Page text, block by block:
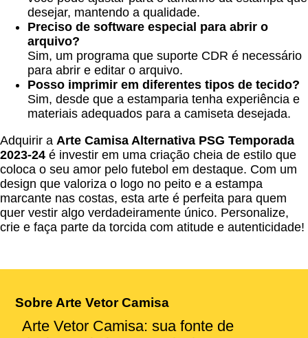
desejar, mantendo a qualidade.
Preciso de software especial para abrir o
arquivo?
Sim, um programa que suporte CDR é necessário
para abrir e editar o arquivo.
Posso imprimir em diferentes tipos de tecido?
Sim, desde que a estamparia tenha experiência e
materiais adequados para a camiseta desejada.
Adquirir a Arte Camisa Alternativa PSG Temporada
2023-24 é investir em uma criação cheia de estilo que
coloca o seu amor pelo futebol em destaque. Com um
design que valoriza o logo no peito e a estampa
marcante nas costas, esta arte é perfeita para quem
quer vestir algo verdadeiramente único. Personalize,
crie e faça parte da torcida com atitude e autenticidade!
Sobre Arte Vetor Camisa
Arte Vetor Camisa: sua fonte de